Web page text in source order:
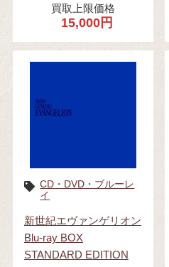
買取上限価格
15,000円
CD・DVD・ブルーレ
イ
新世紀エヴァンゲリオン
Blu-ray BOX
STANDARD EDITION